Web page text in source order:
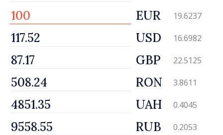
EUR 19.6237
USD 16.6982
GBP 22.5125
RON 3.8611
UAH 0.4045
RUB 0.2053